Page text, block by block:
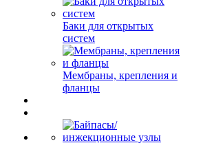
Баки для открытых
систем
Мембраны, крепления и
фланцы